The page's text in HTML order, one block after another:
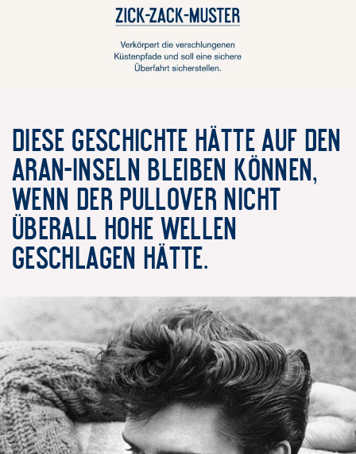
Diese Geschichte hätte auf den
Aran-Inseln bleiben können,
wenn der Pullover nicht
überall hohe Wellen
geschlagen hätte.